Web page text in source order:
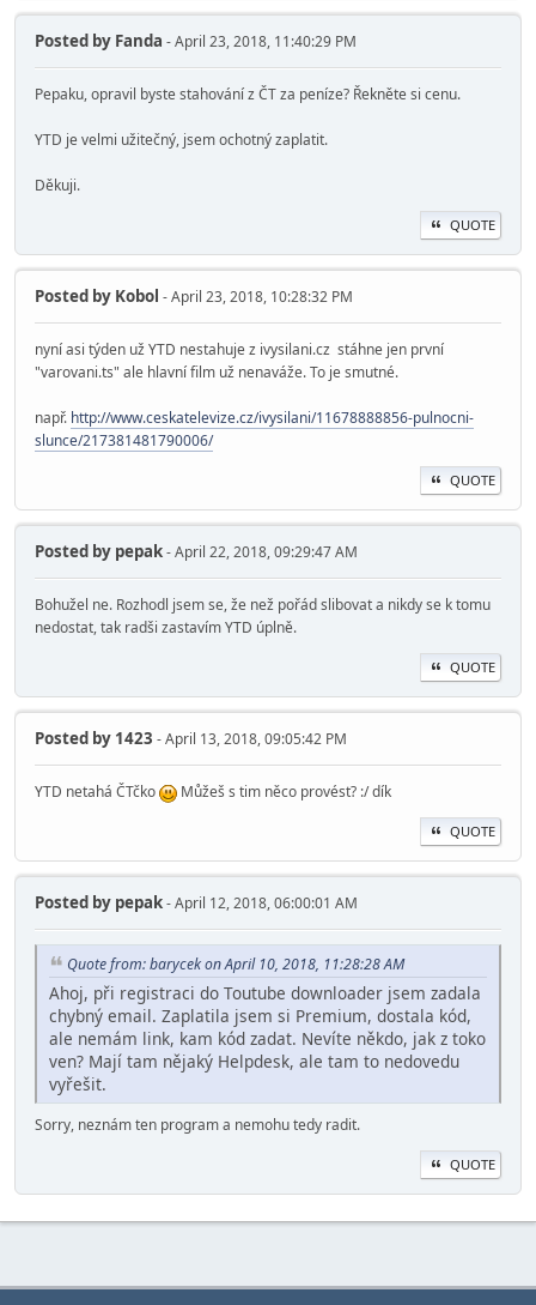
Posted by Fanda - April 23, 2018, 11:40:29 PM
Pepaku, opravil byste stahování z ČT za peníze? Řekněte si cenu.
YTD je velmi užitečný, jsem ochotný zaplatit.
Děkuji.
QUOTE
Posted by Kobol - April 23, 2018, 10:28:32 PM
nyní asi týden už YTD nestahuje z ivysilani.cz stáhne jen první
"varovani.ts" ale hlavní film už nenaváže. To je smutné.
např. http://www.ceskatelevize.cz/ivysilani/11678888856-pulnocni-
slunce/217381481790006/
QUOTE
Posted by pepak- April 22, 2018, 09:29:47 AM
Bohužel ne. Rozhodl jsem se, že než pořád slibovat a nikdy se k tomu
nedostat, tak radši zastavím YTD úplně.
QUOTE
Posted by 1423 - April 13, 2018, 09:05:42 PM
YTD netahá ČTčko Můžeš s tim něco provést? :/ dík
QUOTE
Posted by pepak- April 12, 2018, 06:00:01 AM
Quote from: barycek on April 10, 2018, 11:28:28 AM
Ahoj, při registraci do Toutube downloader jsem zadala
chybný email. Zaplatila jsem si Premium, dostala kód,
ale nemám link, kam kód zadat. Nevíte někdo, jak z toko
ven? Mají tam nějaký Helpdesk, ale tam to nedovedu
vyřešit.
Sorry, neznám ten program a nemohu tedy radit.
QUOTE